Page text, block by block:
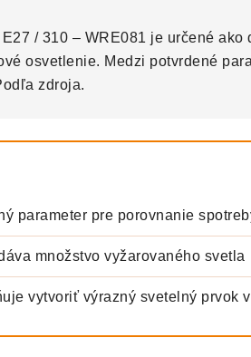
/ 310 – WRE081 je určené ako
osvetlenie. Medzi potvrdené
zdroja.
parameter pre porovnanie
množstvo vyžarovaného svetla
vytvoriť výrazný svetelný prvok